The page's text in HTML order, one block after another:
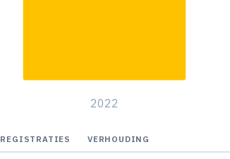
2022
REGISTRATIES VERHOUDING